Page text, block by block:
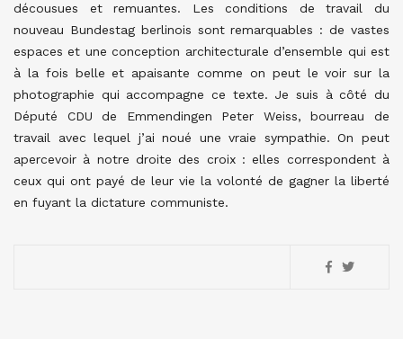
décousues et remuantes. Les conditions de travail du
nouveau Bundestag berlinois sont remarquables : de vastes
espaces et une conception architecturale d’ensemble qui est
à la fois belle et apaisante comme on peut le voir sur la
photographie qui accompagne ce texte. Je suis à côté du
Député CDU de Emmendingen Peter Weiss, bourreau de
travail avec lequel j’ai noué une vraie sympathie. On peut
apercevoir à notre droite des croix : elles correspondent à
ceux qui ont payé de leur vie la volonté de gagner la liberté
en fuyant la dictature communiste.